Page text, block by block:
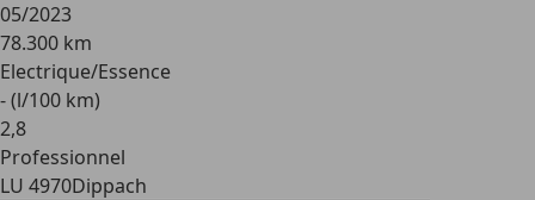
05/2023
78.300 km
Electrique/Essence
- (l/100 km)
2,8
Professionnel
LU 4970Dippach